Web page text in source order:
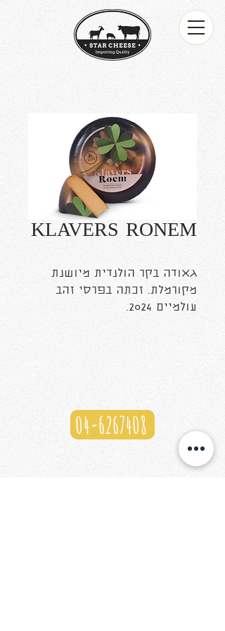
KLAVERS RONEM
גאודה בקר הולנדית מיושנת
מקורמלת. זכתה בפרסי זהב
עולמיים 2024.
04-6267408